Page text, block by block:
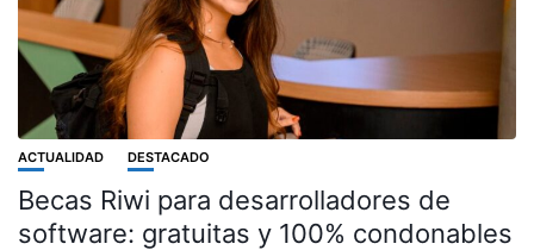
ACTUALIDAD DESTACADO
Becas Riwi para desarrolladores de
software: gratuitas y 100% condonables